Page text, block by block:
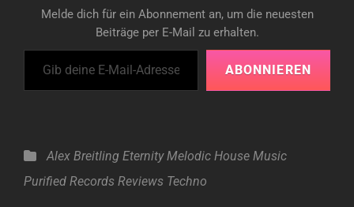
Melde dich für ein Abonnement an, um die neuesten
Beiträge per E-Mail zu erhalten.
Gib deine E-Mail-Adresse ein ...
ABONNIEREN
Categories
Alex Breitling Eternity Melodic House Music
Purified Records Reviews Techno